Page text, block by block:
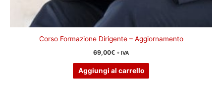
Corso Formazione Dirigente – Aggiornamento
69,00€ + IVA
Aggiungi al carrello